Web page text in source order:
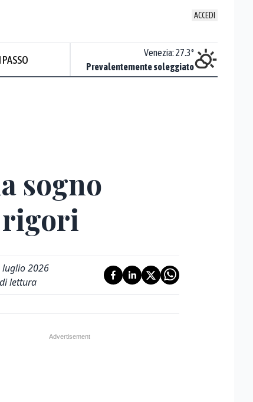
ACCEDI
Nuvoloso
Venezia: 27.3°
Prevalentemente soleggiato
sogno
rigori
luglio 2026
lettura